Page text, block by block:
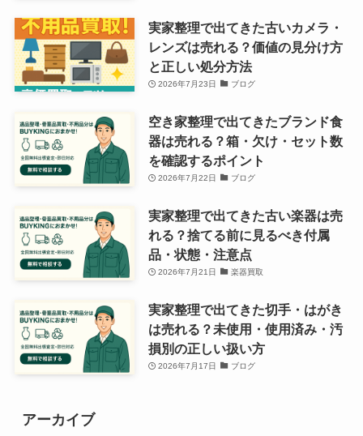
実家整理で出てきた古いカメラ・
レンズは売れる？価値の見分け方
と正しい処分方法
2026年7月23日 ブログ
空き家整理で出てきたブランド食
器は売れる？箱・欠け・セット数
を確認するポイント
2026年7月22日 ブログ
実家整理で出てきた古い楽器は売
れる？捨てる前に見るべき付属
品・状態・注意点
2026年7月21日 楽器買取
実家整理で出てきた切手・はがき
は売れる？未使用・使用済み・汚
損別の正しい扱い方
2026年7月17日 ブログ
アーカイブ